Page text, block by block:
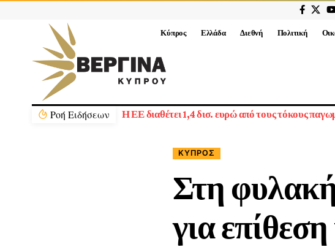
Κύπρος Ελλάδα Διεθνή Πολιτική
Ρoή Ειδήσεων Η ΕΕ διαθέτει 1,4 δισ. ευρώ από τους τόκους
ΚΎΠΡΟΣ
Στη φυλακή
για